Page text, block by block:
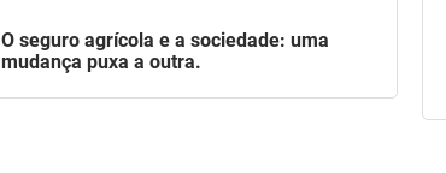
O seguro agrícola e a sociedade: uma
mudança puxa a outra.